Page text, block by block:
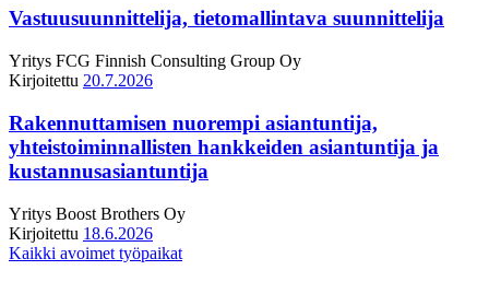
Vastuusuunnittelija, tietomallintava suunnittelija
Yritys FCG Finnish Consulting Group Oy
Kirjoitettu 20.7.2026
Rakennuttamisen nuorempi asiantuntija,
yhteistoiminnallisten hankkeiden asiantuntija ja
kustannusasiantuntija
Yritys Boost Brothers Oy
Kirjoitettu 18.6.2026
Kaikki avoimet työpaikat